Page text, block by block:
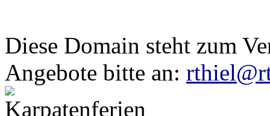
Diese Domain steht zum
Angebote bitte an: